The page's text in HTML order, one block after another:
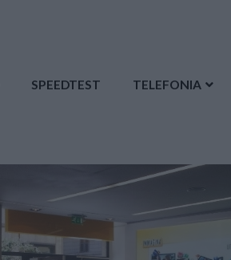
SPEEDTEST TELEFONIA